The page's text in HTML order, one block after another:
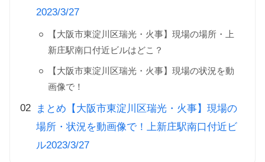
2023/3/27
【大阪市東淀川区瑞光・火事】現場の場所・上
新庄駅南口付近ビルはどこ？
【大阪市東淀川区瑞光・火事】現場の状況を動
画像で！
まとめ【大阪市東淀川区瑞光・火事】現場の
場所・状況を動画像で！上新庄駅南口付近ビ
ル2023/3/27